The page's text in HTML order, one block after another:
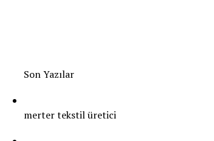
Son Yazılar
merter tekstil üretici